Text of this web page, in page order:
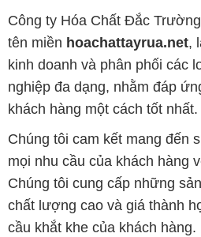
Công ty Hóa Chất Đắc
tên miền hoachattayrua.net,
kinh doanh và phân phối các
nghiệp đa dạng, nhằm đáp
khách hàng một cách tốt nhất.
Chúng tôi cam kết mang đến
mọi nhu cầu của khách hàng
Chúng tôi cung cấp những
chất lượng cao và giá thành
cầu khắt khe của khách hàng.